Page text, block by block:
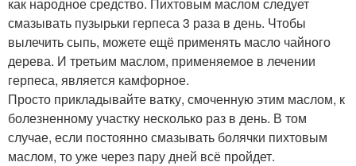
смазывать пузырьки герпеса 3 раза в день. Чтобы
вылечить сыпь, можете ещё применять масло чайного
дерева. И третьим маслом, применяемое в лечении
герпеса, является камфорное.
Просто прикладывайте ватку, смоченную этим маслом, к
болезненному участку несколько раз в день. В том
случае, если постоянно смазывать болячки пихтовым
маслом, то уже через пару дней всё пройдет.